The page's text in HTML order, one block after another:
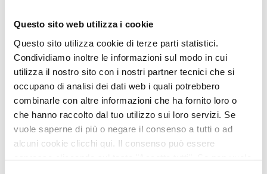
Questo sito web utilizza i cookie
Questo sito utilizza cookie di terze parti statistici.
Condividiamo inoltre le informazioni sul modo in cui
utilizza il nostro sito con i nostri partner tecnici che si
occupano di analisi dei dati web i quali potrebbero
combinarle con altre informazioni che ha fornito loro o
che hanno raccolto dal tuo utilizzo sui loro servizi. Se
vuole saperne di più o negare il consenso a tutti o ad
alcuni cookie clicchi qui. Il consenso può essere
espresso cliccando sul tasto "Accetta tutti". Se non vuole
Ingrandisci
l'immagine